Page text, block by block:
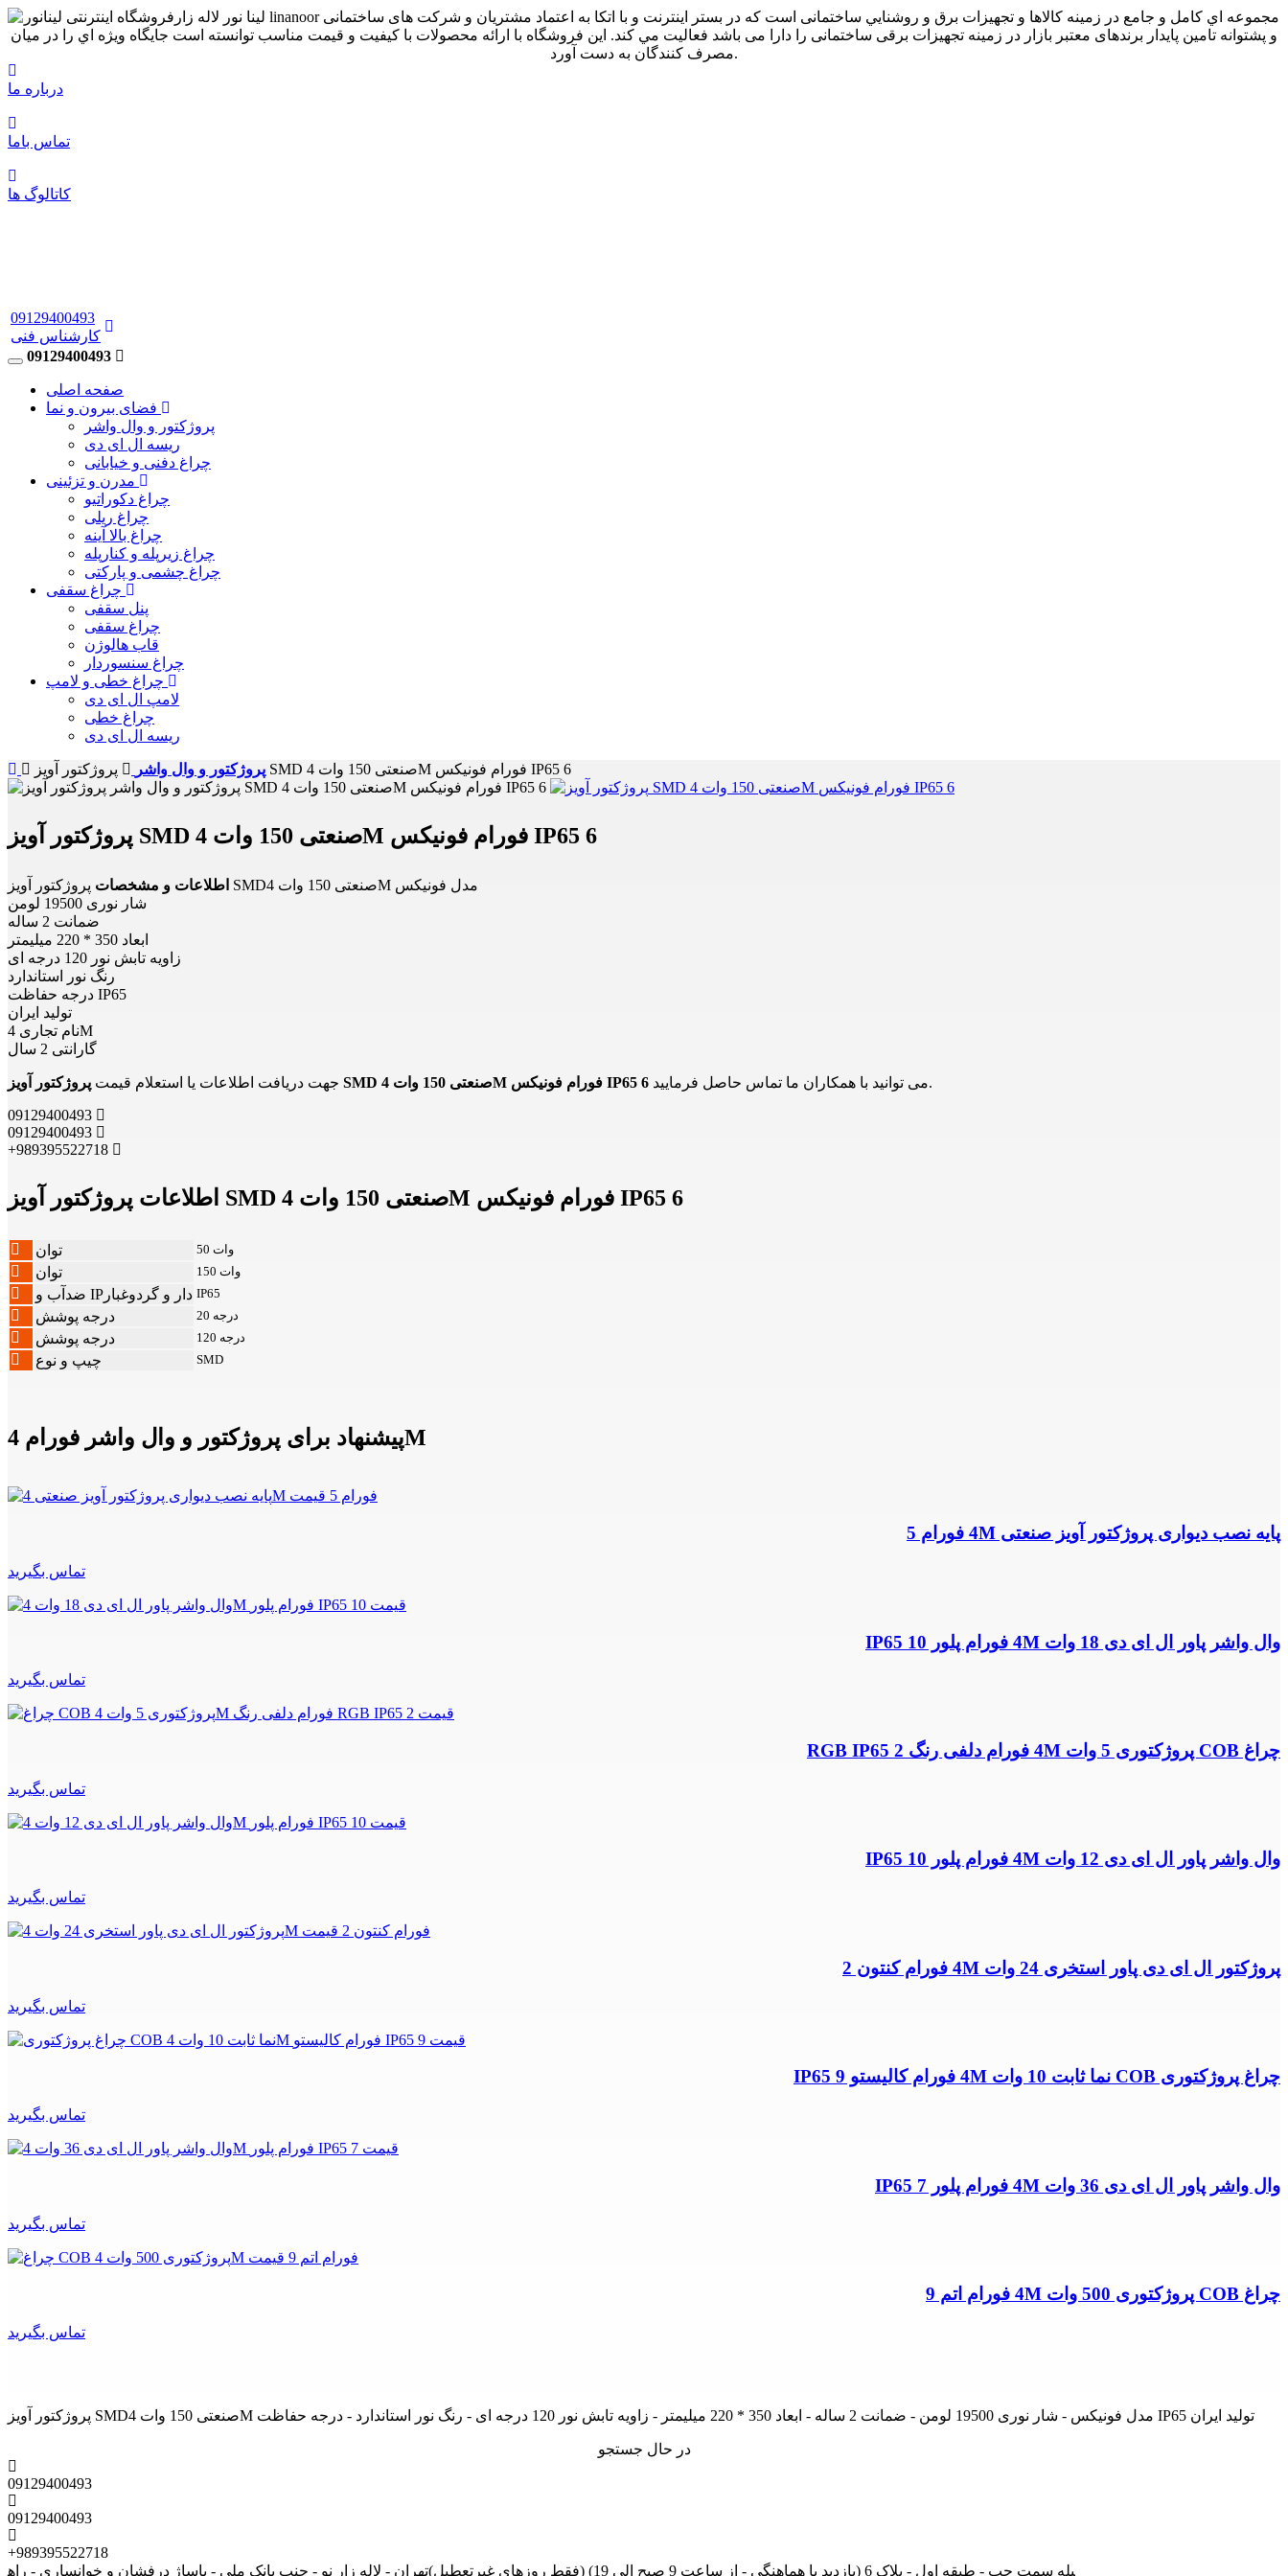
درباره ما
تماس باما
کاتالوگ ها
09129400493
کارشناس فنی
09129400493
صفحه اصلی
پروژکتور و وال واشر
ریسه ال ای دی
چراغ دفنی و خیابانی
چراغ دکوراتیو
چراغ ریلی
چراغ بالا آینه
چراغ زیرپله و کنارپله
چراغ چشمی و پارکتی
پنل سقفی
چراغ سقفی
قاب هالوژن
چراغ سنسوردار
لامپ ال ای دی
چراغ خطی
ریسه ال ای دی
پروژکتور و وال واشر پروژکتور آویز SMD صنعتی 150 وات 4M فورام فونیکس IP65 6
پروژکتور آویز SMD صنعتی 150 وات 4M فورام فونیکس IP65 6
اطلاعات و مشخصات
پروژکتور آویز SMDصنعتی 150 وات 4M مدل فونیکس
شار نوری 19500 لومن
ضمانت 2 ساله
ابعاد 350 * 220 میلیمتر
زاویه تابش نور 120 درجه ای
رنگ نور استاندارد
درجه حفاظت IP65
تولید ایران
نام تجاری 4M
گارانتی 2 سال
جهت دریافت اطلاعات یا استعلام قیمت پروژکتور آویز SMD صنعتی 150 وات 4M فورام فونیکس IP65 6
می توانید با همکاران ما تماس حاصل فرمایید.
09129400493
09129400493
+989395522718
اطلاعات پروژکتور آویز SMD صنعتی 150 وات 4M فورام فونیکس IP65 6
توان 50 وات
توان 150 وات
ضدآب و IPدار و گردوغبار IP65
درجه پوشش 20 درجه
درجه پوشش 120 درجه
چیپ و نوع SMD
پیشنهاد برای پروژکتور و وال واشر فورام 4M
پایه نصب دیواری پروژکتور آویز صنعتی 4M فورام 5
تماس بگیرید
وال واشر پاور ال ای دی 18 وات 4M فورام پلور IP65 10
تماس بگیرید
چراغ COB پروژکتوری 5 وات 4M فورام دلفی رنگ RGB IP65 2
تماس بگیرید
وال واشر پاور ال ای دی 12 وات 4M فورام پلور IP65 10
تماس بگیرید
پروژکتور ال ای دی پاور استخری 24 وات 4M فورام کنتون 2
تماس بگیرید
چراغ پروژکتوری COB نما ثابت 10 وات 4M فورام کالیستو IP65 9
تماس بگیرید
وال واشر پاور ال ای دی 36 وات 4M فورام پلور IP65 7
تماس بگیرید
چراغ COB پروژکتوری 500 وات 4M فورام اتم 9
تماس بگیرید
پروژکتور آویز SMDصنعتی 150 وات 4M مدل فونیکس - شار نوری 19500 لومن - ضمانت 2 ساله - ابعاد 350 * 220 میلیمتر - زاویه تابش نور 120 درجه ای - رنگ نور استاندارد - درجه حفاظت IP65 تولید ایران
در حال جستجو
09129400493
09129400493
+989395522718
تهران - لاله زار نو - جنب بانک ملی - پاساژ درفشان و خوانساری - راه‎پله سمت چپ - طبقه اول - پلاک 6 (بازدید با هماهنگی - از ساعت 9 صبح الی 19) (فقط روزهای غیرتعطیل)